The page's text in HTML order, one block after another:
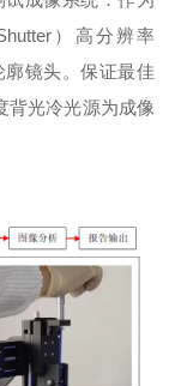
）高分辨率
廓镜头。保证最佳
背光冷光源为成像